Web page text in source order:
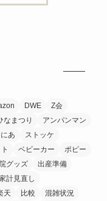
DWE
Z会
なまつり
アンパンマン
あ
ストッケ
ベビーカー
ポピー
グッズ
出産準備
計見直し
天 比較
混雑状況